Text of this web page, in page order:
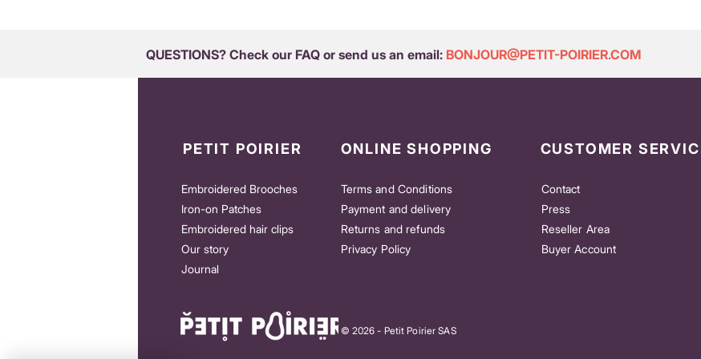
QUESTIONS? Check our FAQ or send us an email: BONJOUR@PETIT-POIRIER.COM
PETIT POIRIER
Embroidered Brooches
Iron-on Patches
Embroidered hair clips
Our story
Journal
ONLINE SHOPPING
Terms and Conditions
Payment and delivery
Returns and refunds
Privacy Policy
© 2026 - Petit Poirier SAS
CUSTOMER
Contact
Press
Reseller Area
Buyer Account